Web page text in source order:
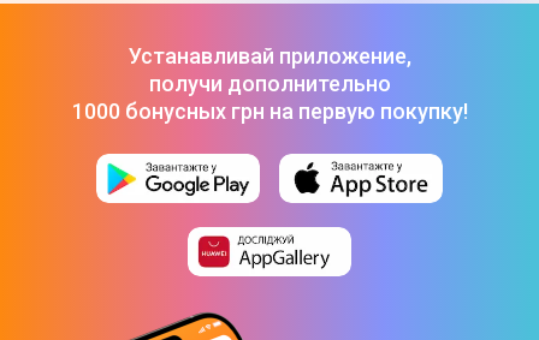
Устанавливай приложение,
получи дополнительно
1000 бонусных грн на первую покупку!